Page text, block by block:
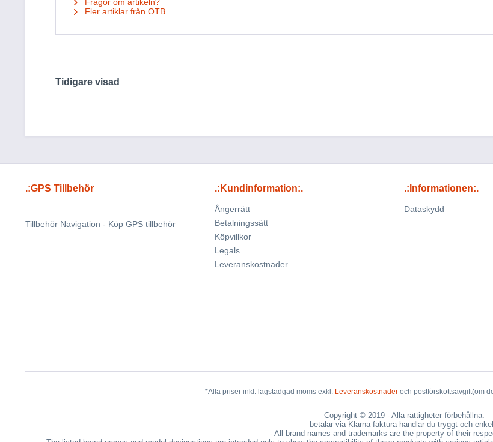
Fler artiklar från OTB
Tidigare visad
.:GPS Tillbehör
Tillbehör Navigation - Köp GPS tillbehör
.:Kundinformation:.
Ångerrätt
Betalningssätt
Köpvillkor
Legals
Leveranskostnader
.:Informationen:.
Dataskydd
*Alla priser inkl. lagstadgad moms exkl. Leveranskostnader och postförskottsavgift(om
Copyright © 2019 - Alla rättigheter förbehållna.
betalar via Klarna faktura handlar du tryggt och
- All brand names and trademarks are the property of their